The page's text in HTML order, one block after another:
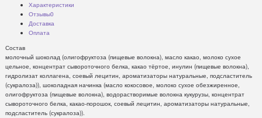
Характеристики
Отзывы0
Доставка
Оплата
Состав
молочный шоколад (олигофруктоза (пищевые волокна), масло какао, молоко сухое
цельное, концентрат сывороточного белка, какао тёртое, инулин (пищевые волокна),
гидролизат коллагена, соевый лецитин, ароматизаторы натуральные, подсластитель
(сукралоза)), шоколадная начинка (масло кокосовое, молоко сухое обезжиренное,
олигофруктоза (пищевые волокна), водорастворимые волокна кукурузы, концентрат
сывороточного белка, какао-порошок, соевый лецитин, ароматизаторы натуральные,
подсластитель (сукралоза)).